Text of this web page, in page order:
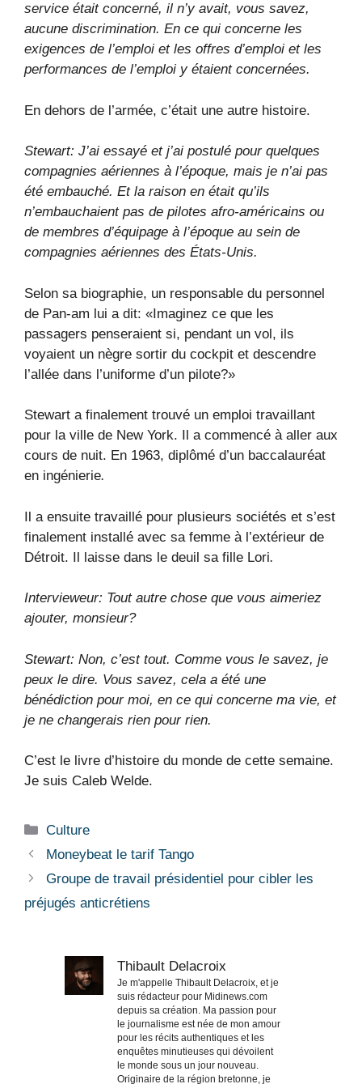
service était concerné, il n’y avait, vous savez,
aucune discrimination. En ce qui concerne les
exigences de l’emploi et les offres d’emploi et les
performances de l’emploi y étaient concernées.
En dehors de l’armée, c’était une autre histoire.
Stewart: J’ai essayé et j’ai postulé pour quelques
compagnies aériennes à l’époque, mais je n’ai pas
été embauché. Et la raison en était qu’ils
n’embauchaient pas de pilotes afro-américains ou
de membres d’équipage à l’époque au sein de
compagnies aériennes des États-Unis.
Selon sa biographie, un responsable du personnel
de Pan-am lui a dit: «Imaginez ce que les
passagers penseraient si, pendant un vol, ils
voyaient un nègre sortir du cockpit et descendre
l’allée dans l’uniforme d’un pilote?»
Stewart a finalement trouvé un emploi travaillant
pour la ville de New York. Il a commencé à aller aux
cours de nuit. En 1963, diplômé d’un baccalauréat
en ingénierie.
Il a ensuite travaillé pour plusieurs sociétés et s’est
finalement installé avec sa femme à l’extérieur de
Détroit. Il laisse dans le deuil sa fille Lori.
Intervieweur: Tout autre chose que vous aimeriez
ajouter, monsieur?
Stewart: Non, c’est tout. Comme vous le savez, je
peux le dire. Vous savez, cela a été une
bénédiction pour moi, en ce qui concerne ma vie, et
je ne changerais rien pour rien.
C’est le livre d’histoire du monde de cette semaine.
Je suis Caleb Welde.
Catégories
Culture
Moneybeat le tarif Tango
Groupe de travail présidentiel pour cibler les
préjugés anticrétiens
Thibault Delacroix
Je m'appelle Thibault Delacroix, et je
suis rédacteur pour Midinews.com
depuis sa création. Ma passion pour
le journalisme est née de mon amour
pour les récits authentiques et les
enquêtes minutieuses qui dévoilent
le monde sous un jour nouveau.
Originaire de la région bretonne, je